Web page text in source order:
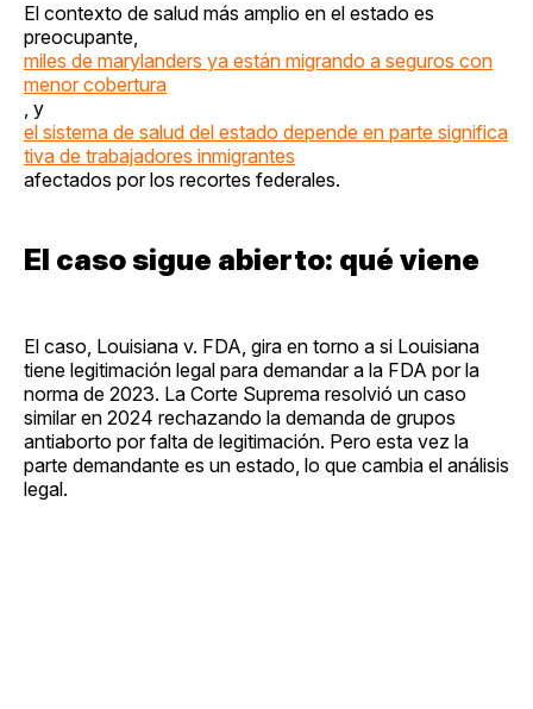
El contexto de salud más amplio en el estado es
preocupante,
miles de marylanders ya están migrando a seguros con
menor cobertura
, y
el sistema de salud del estado depende en parte significa
tiva de trabajadores inmigrantes
afectados por los recortes federales.
El caso sigue abierto: qué viene
El caso, Louisiana v. FDA, gira en torno a si Louisiana
tiene legitimación legal para demandar a la FDA por la
norma de 2023. La Corte Suprema resolvió un caso
similar en 2024 rechazando la demanda de grupos
antiaborto por falta de legitimación. Pero esta vez la
parte demandante es un estado, lo que cambia el análisis
legal.